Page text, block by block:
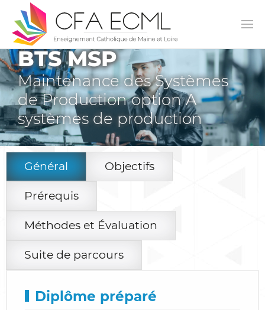
BTS MSP
Maintenance des Systèmes
de Production option A
systèmes de production
Général Objectifs
Prérequis
Méthodes et Évaluation
Suite de parcours
Diplôme préparé